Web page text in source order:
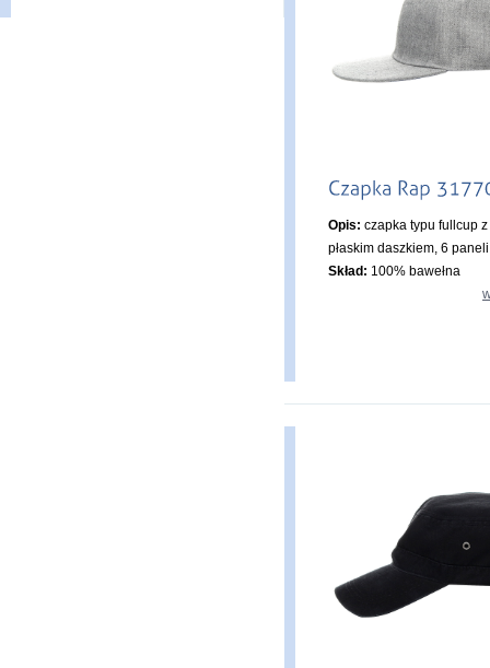
Opis: czapka typu fullcup z
płaskim daszkiem, 6 paneli
Skład: 100% bawełna